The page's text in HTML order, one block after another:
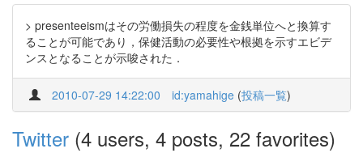
> presenteeismはその労働損失の程度を金銭単位へと換算す
ることが可能であり，保健活動の必要性や根拠を示すエビデ
ンスとなることが示唆された．
2010-07-29 14:22:00 id:yamahige (投稿一覧)
Twitter (4 users, 4 posts, 22 favorites)